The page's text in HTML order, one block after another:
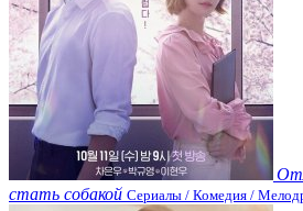
стать собакой Сериалы / Комедия /